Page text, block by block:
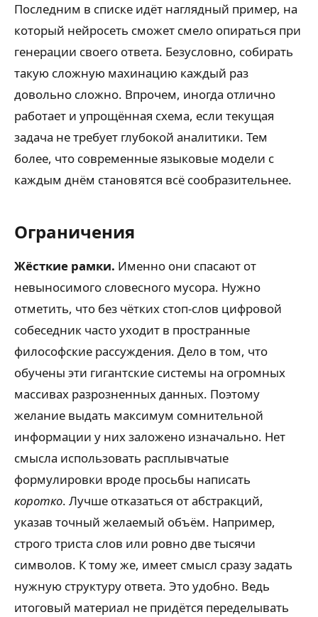
Последним в списке идёт наглядный пример, на
который нейросеть сможет смело опираться при
генерации своего ответа. Безусловно, собирать
такую сложную махинацию каждый раз
довольно сложно. Впрочем, иногда отлично
работает и упрощённая схема, если текущая
задача не требует глубокой аналитики. Тем
более, что современные языковые модели с
каждым днём становятся всё сообразительнее.
Ограничения
Жёсткие рамки. Именно они спасают от
невыносимого словесного мусора. Нужно
отметить, что без чётких стоп-слов цифровой
собеседник часто уходит в пространные
философские рассуждения. Дело в том, что
обучены эти гигантские системы на огромных
массивах разрозненных данных. Поэтому
желание выдать максимум сомнительной
информации у них заложено изначально. Нет
смысла использовать расплывчатые
формулировки вроде просьбы написать
коротко. Лучше отказаться от абстракций,
указав точный желаемый объём. Например,
строго триста слов или ровно две тысячи
символов. К тому же, имеет смысл сразу задать
нужную структуру ответа. Это удобно. Ведь
итоговый материал не придётся переделывать